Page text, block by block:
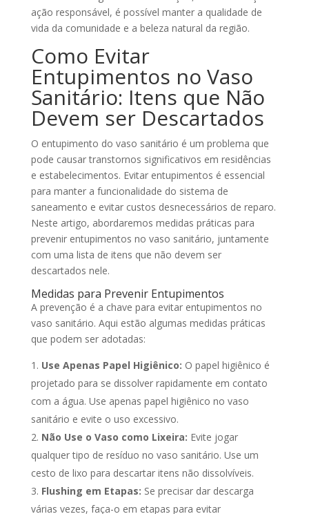
ação responsável, é possível manter a qualidade de
vida da comunidade e a beleza natural da região.
Como Evitar
Entupimentos no Vaso
Sanitário: Itens que Não
Devem ser Descartados
O entupimento do vaso sanitário é um problema que
pode causar transtornos significativos em residências
e estabelecimentos. Evitar entupimentos é essencial
para manter a funcionalidade do sistema de
saneamento e evitar custos desnecessários de reparo.
Neste artigo, abordaremos medidas práticas para
prevenir entupimentos no vaso sanitário, juntamente
com uma lista de itens que não devem ser
descartados nele.
Medidas para Prevenir Entupimentos
A prevenção é a chave para evitar entupimentos no
vaso sanitário. Aqui estão algumas medidas práticas
que podem ser adotadas:
Use Apenas Papel Higiênico: O papel higiênico é
projetado para se dissolver rapidamente em contato
com a água. Use apenas papel higiênico no vaso
sanitário e evite o uso excessivo.
Não Use o Vaso como Lixeira: Evite jogar
qualquer tipo de resíduo no vaso sanitário. Use um
cesto de lixo para descartar itens não dissolvíveis.
Flushing em Etapas: Se precisar dar descarga
várias vezes, faça-o em etapas para evitar